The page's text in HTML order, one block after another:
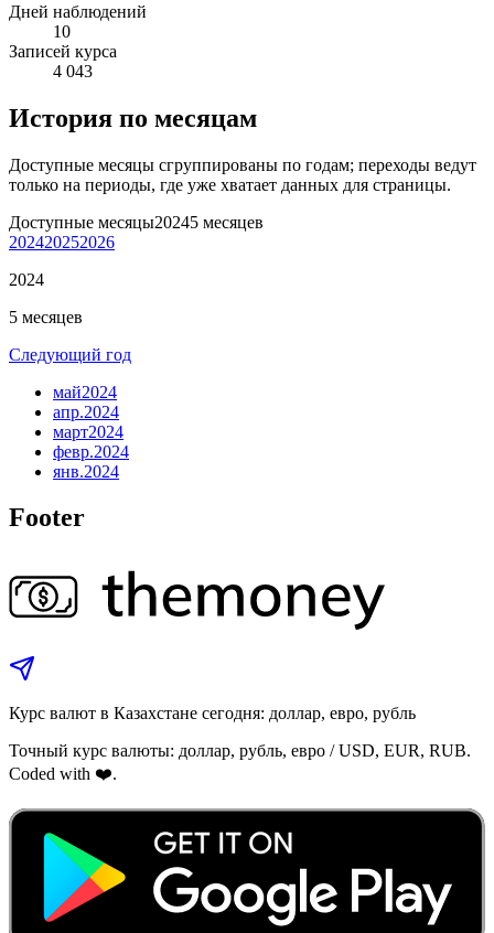
Дней наблюдений
10
Записей курса
4 043
История по месяцам
Доступные месяцы сгруппированы по годам; переходы ведут
только на периоды, где уже хватает данных для страницы.
Доступные месяцы20245 месяцев
202420252026
2024
5 месяцев
Следующий год
май2024
апр.2024
март2024
февр.2024
янв.2024
Footer
Курс валют в Казахстане сегодня: доллар, евро, рубль
Точный курс валюты: доллар, рубль, евро / USD, EUR, RUB.
Coded with ❤️.